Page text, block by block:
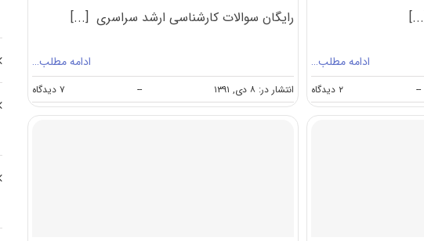
ادامه مطلب…
-- ۲ دیدگاه
دانلود
سوالات
رایگان سوالات کارشناسی ارشد سراسری [...]
ادامه مطلب…
انتشار در: ۸ دی, ۱۳۹۱ -- ۷ دیدگاه
on
دانلود
سوالات